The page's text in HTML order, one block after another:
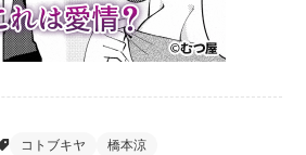
コトブキヤ 橋本涼